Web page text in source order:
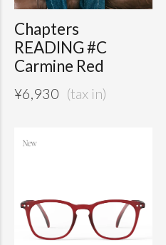
Chapters
READING #C
Carmine Red
¥6,930